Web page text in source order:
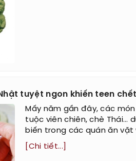
tuyệt ngon khiến teen
Mấy năm gần đây, các
tuộc viên chiên, chè Thái...
biến trong các quán ăn vặt
[Chi tiết...]